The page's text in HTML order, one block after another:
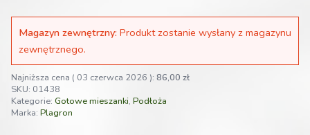
jakościowa
torfu,
perlitu
bio
humusu
Magazyn zewnętrzny: Produkt zostanie wysłany z magazynu
zewnętrznego.
Najniższa cena ( 03 czerwca 2026 ): 86,00 zł
SKU: 01438
Kategorie: Gotowe mieszanki, Podłoża
Marka: Plagron